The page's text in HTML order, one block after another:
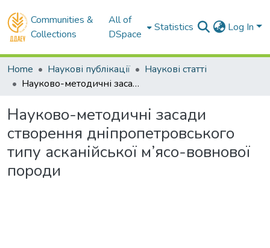
Communities &
Collections
All of
DSpace
Statistics Log In
Home Наукові публікації
Наукові статті
Науково-методичні засади створення дніпропетровського типу асканійської м’ясо-вовнової породи
Науково-методичні засади
створення дніпропетровського
типу асканійської м’ясо-вовнової
породи